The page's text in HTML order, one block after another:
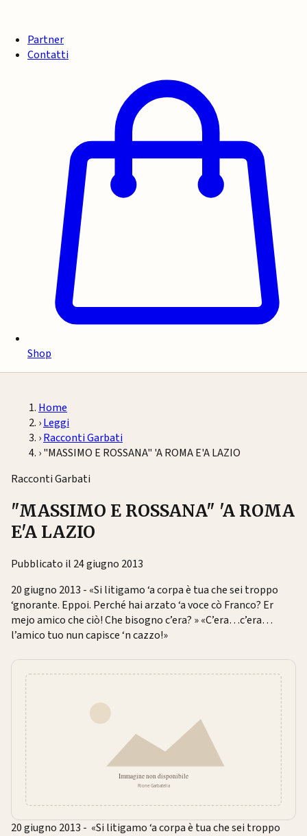
Partner
Contatti
Shop
Home
›Leggi
›Racconti Garbati
›"MASSIMO E ROSSANA" 'A ROMA E'A LAZIO
Racconti Garbati
"MASSIMO E ROSSANA" 'A ROMA
E'A LAZIO
Pubblicato il 24 giugno 2013
20 giugno 2013 - «Si litigamo ‘a corpa è tua che sei troppo
‘gnorante. Eppoi. Perché hai arzato ‘a voce cò Franco? Er
mejo amico che ciò! Che bisogno c’era? » «C’era…c’era…
l’amico tuo nun capisce ‘n cazzo!»
20 giugno 2013 - «Si litigamo ‘a corpa è tua che sei troppo